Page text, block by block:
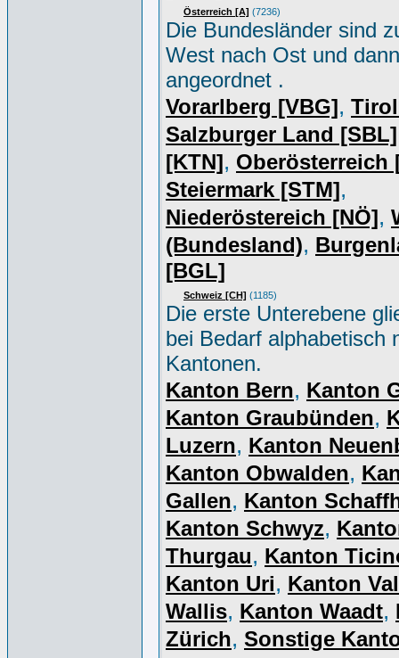
Österreich [A] (7236)
Die Bundesländer sind
West nach Ost und
angeordnet .
Vorarlberg [VBG],
Salzburger Land [SBL]
[KTN], Oberösterreich
Steiermark [STM],
Niederöstereich [NÖ],
(Bundesland),
[BGL]
Schweiz [CH] (1185)
Die erste Unterebene
bei Bedarf alphabetisch
Kantonen.
Kanton Bern, Kanton
Kanton Graubünden,
Luzern, Kanton
Kanton Obwalden,
Gallen, Kanton
Kanton Schwyz,
Thurgau, Kanton
Kanton Uri, Kanton
Wallis, Kanton Waadt,
Zürich, Sonstige